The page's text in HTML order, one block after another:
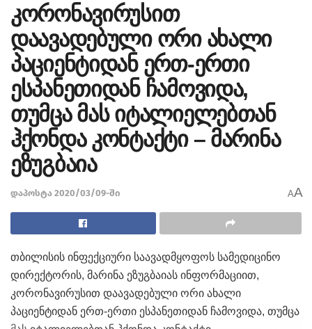
კორონავირუსით
დაავადებული ორი ახალი
პაციენტიდან ერთ-ერთი
ესპანეთიდან ჩამოვიდა,
თუმცა მას იტალიელებთან
ჰქონდა კონტაქტი – მარინა
ეზუგბაია
დაპოსტა 2020/03/09-ში AA
თბილისის ინფექციური საავადმყოფოს სამედიცინო
დირექტორის, მარინა ეზუგბაიას ინფორმაციით,
კორონავირუსით დაავადებული ორი ახალი
პაციენტიდან ერთ-ერთი ესპანეთიდან ჩამოვიდა, თუმცა